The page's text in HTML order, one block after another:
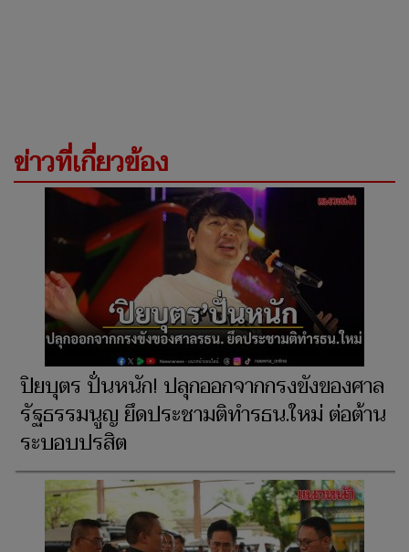
ข่าวที่เกี่ยวข้อง
ปิยบุตร ปั่นหนัก! ปลุกออกจากกรงขังของศาล
รัฐธรรมนูญ ยึดประชามติทำรธน.ใหม่ ต่อต้าน
ระบอบปรสิต